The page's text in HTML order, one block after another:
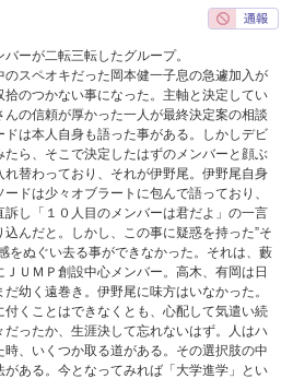
ーが二転三転したグループ。
のスペオキだった岡本健一子息の急遽加入が
のつかない事になった。主軸と決定してい
の信頼が厚かった一人が最終決定案の相談
ドは本人自身も語った事がある。しかしデビ
たら、そこで決定したはずのメンバーと顔ぶ
替わっており、それが伊野尾。伊野尾自身
ドは少々オブラートに包んで語っており、
訴し「１０人目のメンバーは君だよ」の一言
んだと。しかし、この事に疑惑を持った”そ
をぬぐい去る事ができなかった。それは、藪
ＵＭＰ創設中心メンバー。高木、有岡は日
幼く遠巻き。伊野尾に味方はいなかった。
付くことはできなくとも、心配して気遣い続
だったか、生涯決して忘れないはず。人はハ
時、いくつか取る道がある。その選択肢の中
がある。今となってみれば「大学進学」とい